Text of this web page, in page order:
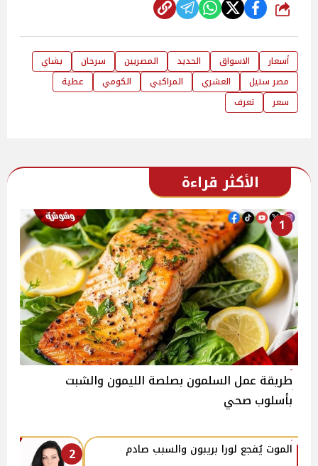
شارك
أسعار الاسواق الحديد المصريين سرحان
بشاي
مصر ستيل
العشري المراكبي الكومي
عطية
سعر
تعرف
الأكثر قراءة
1
طريقة عمل السلمون بصلصة الليمون والشبت
بأسلوب صحي
2 الموت يُفجع لورا بريبون والسبب صادم